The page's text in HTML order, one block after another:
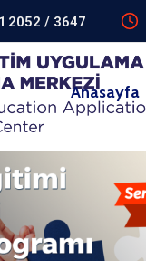
2052 / 3647
Anasayfa